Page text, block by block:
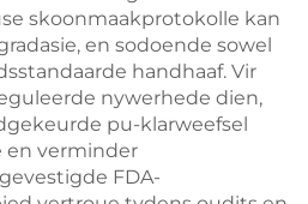
skoonmaakprotokolle kan
en sodoende sowel
handhaaf. Vir
nywerhede dien,
pu-klarweefsel
en verminder
FDA-